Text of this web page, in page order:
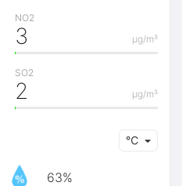
NO2
μg/m³
3
SO2
μg/m³
2
℃
63%